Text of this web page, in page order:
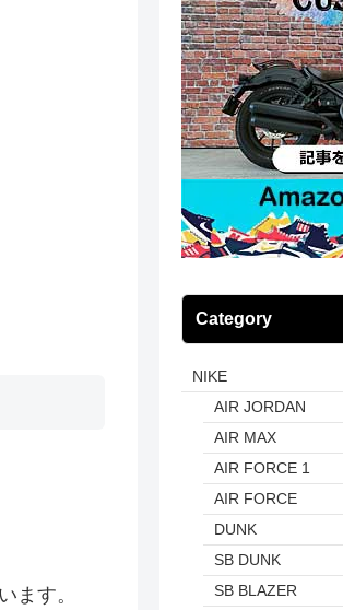
ます。
Category
NIKE
AIR JORDAN
AIR MAX
AIR FORCE 1
AIR FORCE
DUNK
SB DUNK
SB BLAZER